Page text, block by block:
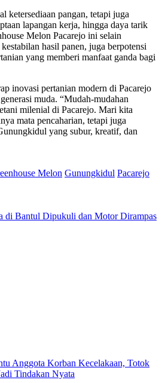
ketersediaan pangan, tetapi juga
lapangan kerja, hingga daya tarik
Melon Pacarejo ini selain
hasil panen, juga berpotensi
yang memberi manfaat ganda bagi
inovasi pertanian modern di Pacarejo
muda. “Mudah-mudahan
milenial di Pacarejo. Mari kita
mata pencaharian, tetapi juga
yang subur, kreatif, dan
Melon Gunungkidul Pacarejo
di Bantul Dipukuli dan Motor Dirampas
Anggota Korban Kecelakaan, Totok
Tindakan Nyata